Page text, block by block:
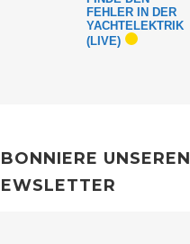
FEHLER IN DER
YACHTELEKTRIK
(LIVE)
UNSEREN